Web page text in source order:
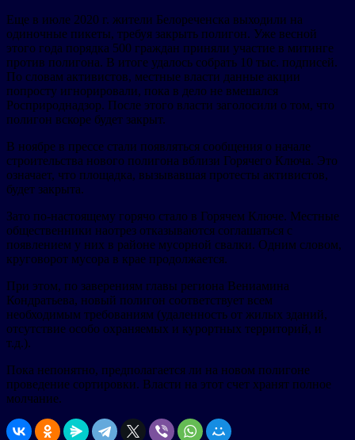
Еще в июле 2020 г. жители Белореченска выходили на
одиночные пикеты, требуя закрыть полигон. Уже весной
этого года порядка 500 граждан приняли участие в митинге
против полигона. В итоге удалось собрать 10 тыс. подписей.
По словам активистов, местные власти данные акции
попросту игнорировали, пока в дело не вмешался
Росприроднадзор. После этого власти заголосили о том, что
полигон вскоре будет закрыт.
В ноябре в прессе стали появляться сообщения о начале
строительства нового полигона вблизи Горячего Ключа. Это
означает, что площадка, вызывавшая протесты активистов,
будет закрыта.
Зато по-настоящему горячо стало в Горячем Ключе. Местные
общественники наотрез отказываются соглашаться с
появлением у них в районе мусорной свалки. Одним словом,
круговорот мусора в крае продолжается.
При этом, по заверениям главы региона Вениамина
Кондратьева, новый полигон соответствует всем
необходимым требованиям (удаленность от жилых зданий,
отсутствие особо охраняемых и курортных территорий, и
т.д.).
Пока непонятно, предполагается ли на новом полигоне
проведение сортировки. Власти на этот счет хранят полное
молчание.